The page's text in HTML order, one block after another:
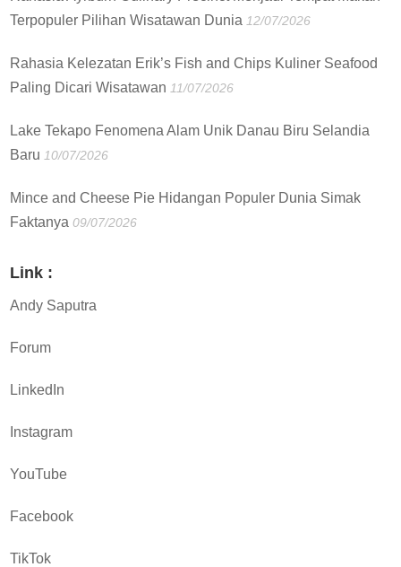
Terpopuler Pilihan Wisatawan Dunia 12/07/2026
Rahasia Kelezatan Erik’s Fish and Chips Kuliner Seafood
Paling Dicari Wisatawan 11/07/2026
Lake Tekapo Fenomena Alam Unik Danau Biru Selandia
Baru 10/07/2026
Mince and Cheese Pie Hidangan Populer Dunia Simak
Faktanya 09/07/2026
Link :
Andy Saputra
Forum
LinkedIn
Instagram
YouTube
Facebook
TikTok